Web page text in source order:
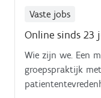
Vaste jobs
Online sinds 23
Wie zijn we. Een
groepspraktijk